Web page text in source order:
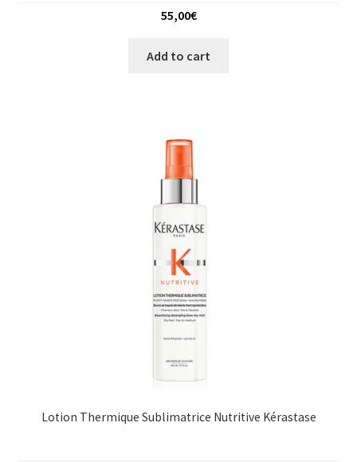
55,00€
Add to cart
Lotion Thermique Sublimatrice Nutritive Kérastase